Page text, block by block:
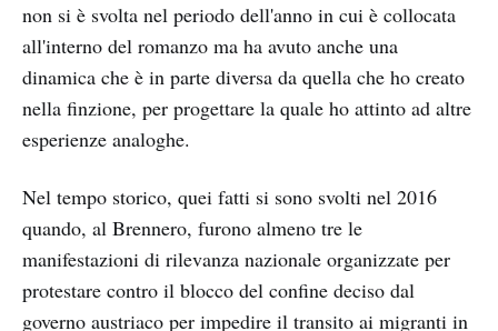
non si è svolta nel periodo dell'anno in cui è collocata
all'interno del romanzo ma ha avuto anche una
dinamica che è in parte diversa da quella che ho creato
nella finzione, per progettare la quale ho attinto ad altre
esperienze analoghe.
Nel tempo storico, quei fatti si sono svolti nel 2016
quando, al Brennero, furono almeno tre le
manifestazioni di rilevanza nazionale organizzate per
protestare contro il blocco del confine deciso dal
governo austriaco per impedire il transito ai migranti in